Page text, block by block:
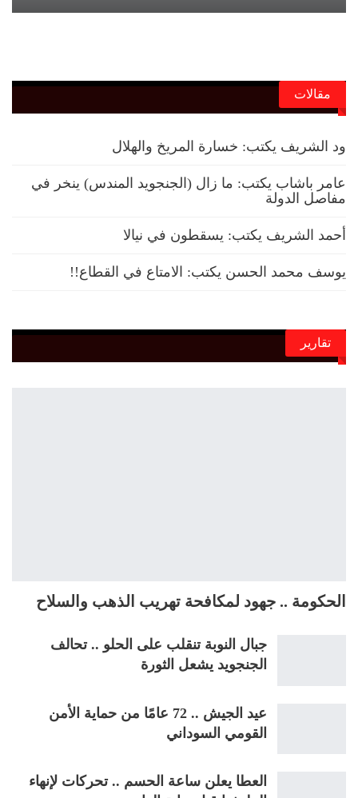
مقالات
ود الشريف يكتب: خسارة المريخ والهلال
عامر باشاب يكتب: ما زال (الجنجويد المندس) ينخر في
مفاصل الدولة
أحمد الشريف يكتب: يسقطون في نيالا
يوسف محمد الحسن يكتب: الامتاع في القطاع!!
تقارير
الحكومة .. جهود لمكافحة تهريب الذهب والسلاح
جبال النوبة تنقلب على الحلو .. تحالف
الجنجويد يشعل الثورة
عيد الجيش .. 72 عامًا من حماية الأمن
القومي السوداني
العطا يعلن ساعة الحسم .. تحركات لإنهاء